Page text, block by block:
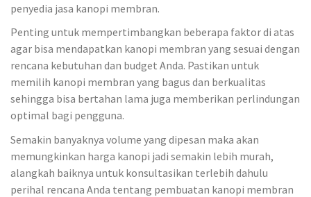
penyedia jasa kanopi membran.
Penting untuk mempertimbangkan beberapa faktor di atas
agar bisa mendapatkan kanopi membran yang sesuai dengan
rencana kebutuhan dan budget Anda. Pastikan untuk
memilih kanopi membran yang bagus dan berkualitas
sehingga bisa bertahan lama juga memberikan perlindungan
optimal bagi pengguna.
Semakin banyaknya volume yang dipesan maka akan
memungkinkan harga kanopi jadi semakin lebih murah,
alangkah baiknya untuk konsultasikan terlebih dahulu
perihal rencana Anda tentang pembuatan kanopi membran